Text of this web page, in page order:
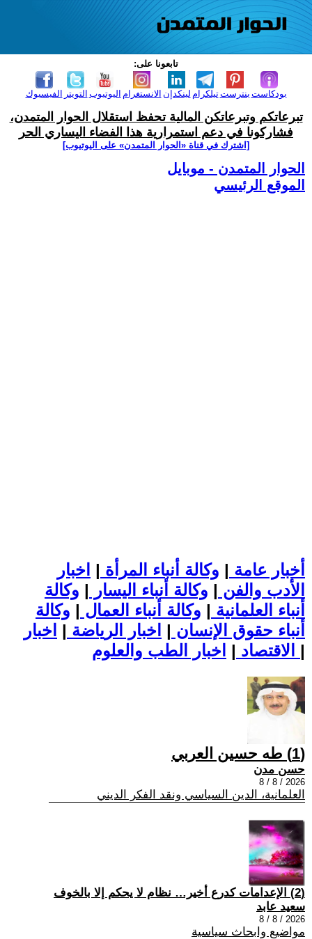
تابعونا على:
الفيسبوك التويتر اليوتيوب الانستغرام لينكدإن تيلكرامبنترست بودكاست
تبرعاتكم وتبرعاتكن المالية تحفظ استقلال الحوار المتمدن،
فشاركونا في دعم استمرارية هذا الفضاء اليساري الحر
[اشترك في قناة ‫«الحوار المتمدن» على اليوتيوب]
الحوار المتمدن - موبايل
الموقع الرئيسي
أخبار عامة | وكالة أنباء المرأة | اخبار
الأدب والفن | وكالة أنباء اليسار | وكالة
أنباء العلمانية | وكالة أنباء العمال | وكالة
أنباء حقوق الإنسان | اخبار الرياضة | اخبار
الاقتصاد | |
(1) طه حسين العربي
حسن مدن
2026 / 8 / 8
العلمانية، الدين السياسي ونقد الفكر الديني
(2) الإعدامات كدرع أخير… نظام لا يحكم إلا بالخوف
سعيد عابد
2026 / 8 / 8
مواضيع وابحاث سياسية